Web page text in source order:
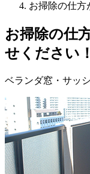
お掃除の仕方
お掃除の仕
せください！
ベランダ窓・サッシ